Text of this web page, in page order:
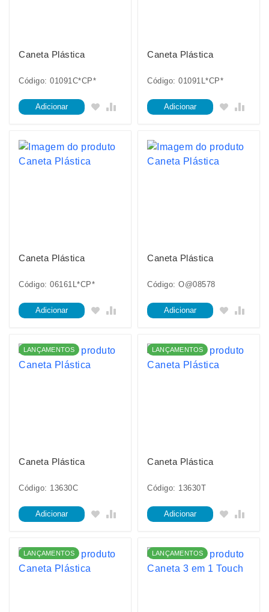
Caneta Plástica
Código: 01091C*CP*
Adicionar
Caneta Plástica
Código: 01091L*CP*
Adicionar
Caneta Plástica
Código: 06161L*CP*
Adicionar
Caneta Plástica
Código: O@08578
Adicionar
LANÇAMENTOS
Caneta Plástica
Código: 13630C
Adicionar
LANÇAMENTOS
Caneta Plástica
Código: 13630T
Adicionar
LANÇAMENTOS LANÇAMENTOS